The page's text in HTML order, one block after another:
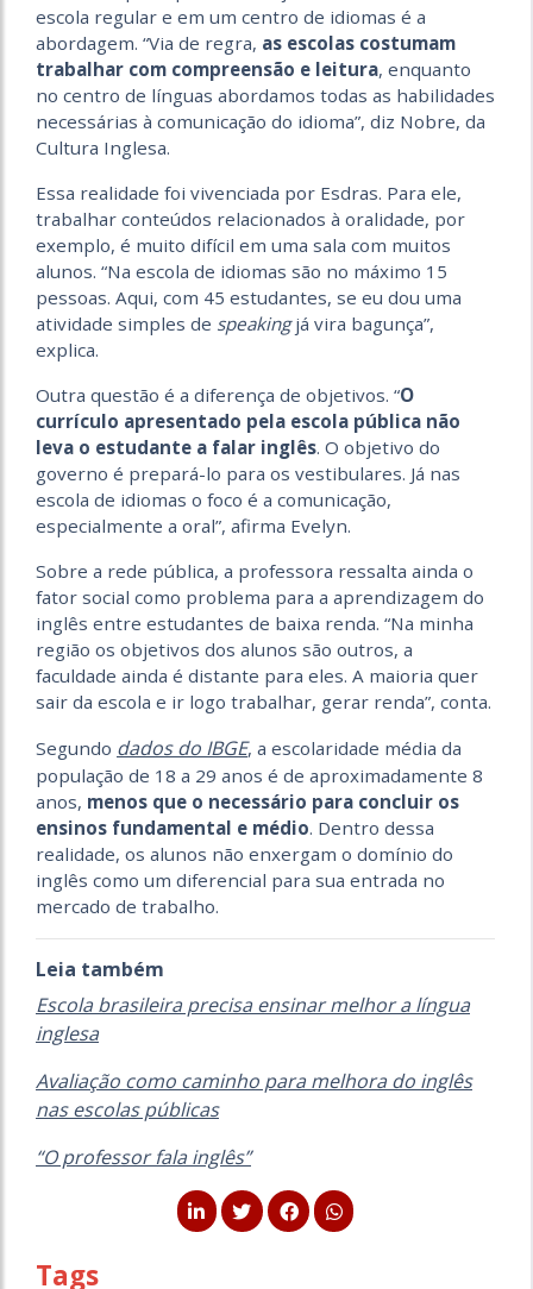
escola regular e em um centro de idiomas é a
abordagem. “Via de regra, as escolas costumam
trabalhar com compreensão e leitura, enquanto
no centro de línguas abordamos todas as habilidades
necessárias à comunicação do idioma”, diz Nobre, da
Cultura Inglesa.
Essa realidade foi vivenciada por Esdras. Para ele,
trabalhar conteúdos relacionados à oralidade, por
exemplo, é muito difícil em uma sala com muitos
alunos. “Na escola de idiomas são no máximo 15
pessoas. Aqui, com 45 estudantes, se eu dou uma
atividade simples de speakingjá vira bagunça”,
explica.
Outra questão é a diferença de objetivos. “O
currículo apresentado pela escola pública não
leva o estudante a falar inglês. O objetivo do
governo é prepará-lo para os vestibulares. Já nas
escola de idiomas o foco é a comunicação,
especialmente a oral”, afirma Evelyn.
Sobre a rede pública, a professora ressalta ainda o
fator social como problema para a aprendizagem do
inglês entre estudantes de baixa renda. “Na minha
região os objetivos dos alunos são outros, a
faculdade ainda é distante para eles. A maioria quer
sair da escola e ir logo trabalhar, gerar renda”, conta.
Segundo dados do IBGE, a escolaridade média da
população de 18 a 29 anos é de aproximadamente 8
anos, menos que o necessário para concluir os
ensinos fundamental e médio. Dentro dessa
realidade, os alunos não enxergam o domínio do
inglês como um diferencial para sua entrada no
mercado de trabalho.
Leia também
Escola brasileira precisa ensinar melhor a língua
inglesa
Avaliação como caminho para melhora do inglês
nas escolas públicas
“O professor fala inglês”
Tags